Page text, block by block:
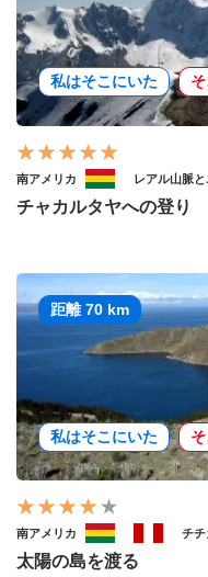
私はそこにいた
南アメリカ レアル山脈
チャカルタヤへの登り
距離 70 km
私はそこにいた
南アメリカ チチ
太陽の島を渡る